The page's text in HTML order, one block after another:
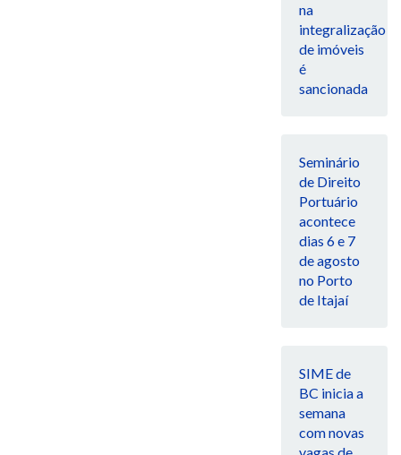
na
integralização
de imóveis
é
sancionada
Seminário
de Direito
Portuário
acontece
dias 6 e 7
de agosto
no Porto
de Itajaí
SIME de
BC inicia a
semana
com novas